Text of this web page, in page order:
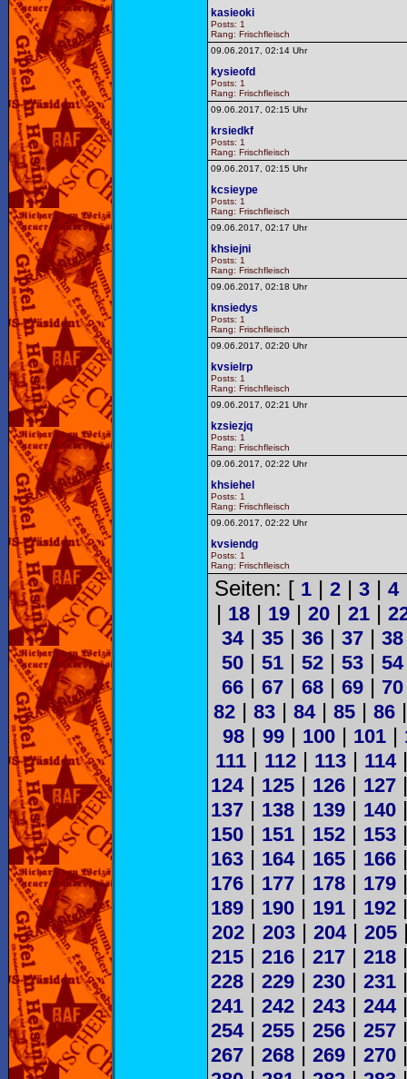
kasieoki
Posts: 1
Rang: Frischfleisch
09.06.2017, 02:14 Uhr
kysieofd
Posts: 1
Rang: Frischfleisch
09.06.2017, 02:15 Uhr
krsiedkf
Posts: 1
Rang: Frischfleisch
09.06.2017, 02:15 Uhr
kcsieype
Posts: 1
Rang: Frischfleisch
09.06.2017, 02:17 Uhr
khsiejni
Posts: 1
Rang: Frischfleisch
09.06.2017, 02:18 Uhr
knsiedys
Posts: 1
Rang: Frischfleisch
09.06.2017, 02:20 Uhr
kvsielrp
Posts: 1
Rang: Frischfleisch
09.06.2017, 02:21 Uhr
kzsiezjq
Posts: 1
Rang: Frischfleisch
09.06.2017, 02:22 Uhr
khsiehel
Posts: 1
Rang: Frischfleisch
09.06.2017, 02:22 Uhr
kvsiendg
Posts: 1
Rang: Frischfleisch
Seiten: [ 1| 2| 3| 4
| 18| 19| 20| 21|
34| 35 | 36 | 37 | 38
50 | 51 | 52 | 53 | 54
66 | 67 | 68 | 69 | 70
82 | 83 | 84| 85 | 86
98| 99| 100| 101|
111 | 112 | 113 | 114
124| 125 | 126 | 127
137 | 138 | 139 | 140
150 | 151 | 152 | 153
163 | 164| 165 | 166
176 | 177 | 178 | 179
189 | 190 | 191 | 192
202| 203| 204| 205
215 | 216 | 217 | 218
228 | 229 | 230 | 231
241 | 242 | 243 | 244
254| 255 | 256 | 257
267 | 268 | 269 | 270